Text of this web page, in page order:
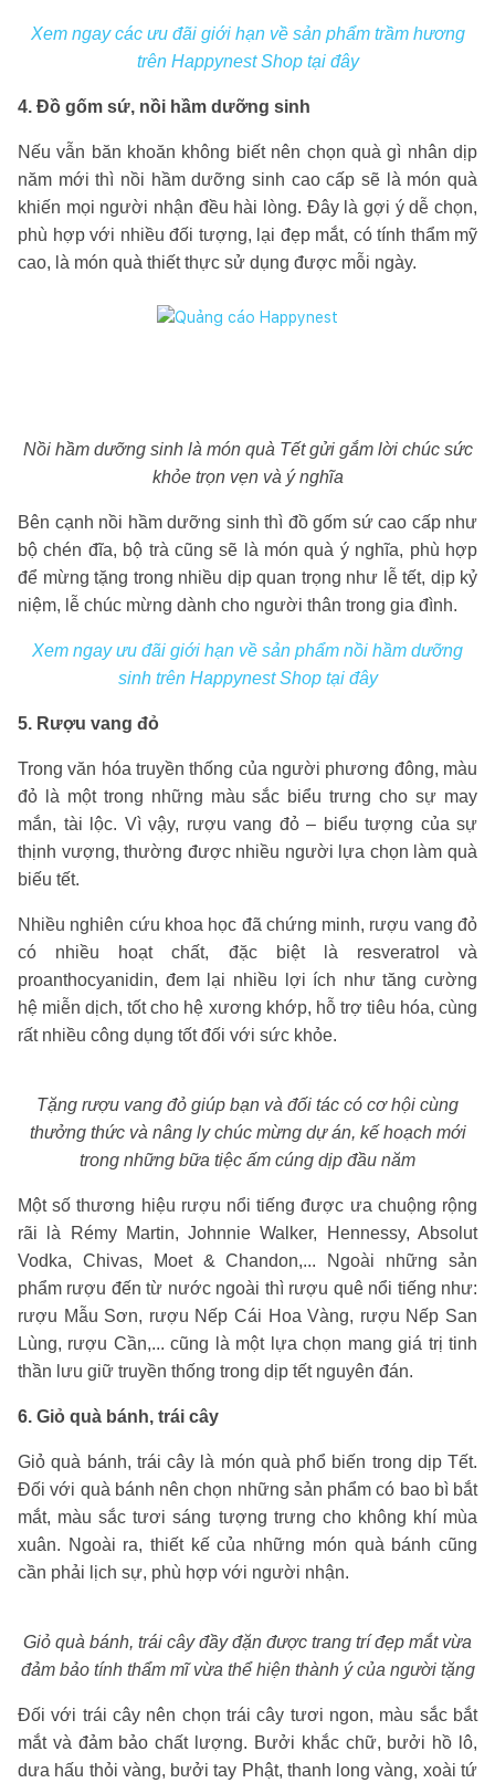
Xem ngay các ưu đãi giới hạn về sản phẩm trầm hương
trên Happynest Shop tại đây
4. Đồ gốm sứ, nồi hầm dưỡng sinh
Nếu vẫn băn khoăn không biết nên chọn quà gì nhân dịp
năm mới thì nồi hầm dưỡng sinh cao cấp sẽ là món quà
khiến mọi người nhận đều hài lòng. Đây là gợi ý dễ chọn,
phù hợp với nhiều đối tượng, lại đẹp mắt, có tính thẩm mỹ
cao, là món quà thiết thực sử dụng được mỗi ngày.
Nồi hầm dưỡng sinh là món quà Tết gửi gắm lời chúc sức
khỏe trọn vẹn và ý nghĩa
Bên cạnh nồi hầm dưỡng sinh thì đồ gốm sứ cao cấp như
bộ chén đĩa, bộ trà cũng sẽ là món quà ý nghĩa, phù hợp
để mừng tặng trong nhiều dịp quan trọng như lễ tết, dịp kỷ
niệm, lễ chúc mừng dành cho người thân trong gia đình.
Xem ngay ưu đãi giới hạn về sản phẩm nồi hầm dưỡng
sinh trên Happynest Shop tại đây
5. Rượu vang đỏ
Trong văn hóa truyền thống của người phương đông, màu
đỏ là một trong những màu sắc biểu trưng cho sự may
mắn, tài lộc. Vì vậy, rượu vang đỏ – biểu tượng của sự
thịnh vượng, thường được nhiều người lựa chọn làm quà
biếu tết.
Nhiều nghiên cứu khoa học đã chứng minh, rượu vang đỏ
có nhiều hoạt chất, đặc biệt là resveratrol và
proanthocyanidin, đem lại nhiều lợi ích như tăng cường
hệ miễn dịch, tốt cho hệ xương khớp, hỗ trợ tiêu hóa, cùng
rất nhiều công dụng tốt đối với sức khỏe.
Tặng rượu vang đỏ giúp bạn và đối tác có cơ hội cùng
thưởng thức và nâng ly chúc mừng dự án, kế hoạch mới
trong những bữa tiệc ấm cúng dịp đầu năm
Một số thương hiệu rượu nổi tiếng được ưa chuộng rộng
rãi là Rémy Martin, Johnnie Walker, Hennessy, Absolut
Vodka, Chivas, Moet & Chandon,... Ngoài những sản
phẩm rượu đến từ nước ngoài thì rượu quê nổi tiếng như:
rượu Mẫu Sơn, rượu Nếp Cái Hoa Vàng, rượu Nếp San
Lùng, rượu Cần,... cũng là một lựa chọn mang giá trị tinh
thần lưu giữ truyền thống trong dịp tết nguyên đán.
6. Giỏ quà bánh, trái cây
Giỏ quà bánh, trái cây là món quà phổ biến trong dịp Tết.
Đối với quà bánh nên chọn những sản phẩm có bao bì bắt
mắt, màu sắc tươi sáng tượng trưng cho không khí mùa
xuân. Ngoài ra, thiết kế của những món quà bánh cũng
cần phải lịch sự, phù hợp với người nhận.
Giỏ quà bánh, trái cây đầy đặn được trang trí đẹp mắt vừa
đảm bảo tính thẩm mĩ vừa thể hiện thành ý của người tặng
Đối với trái cây nên chọn trái cây tươi ngon, màu sắc bắt
mắt và đảm bảo chất lượng. Bưởi khắc chữ, bưởi hồ lô,
dưa hấu thỏi vàng, bưởi tay Phật, thanh long vàng, xoài tứ